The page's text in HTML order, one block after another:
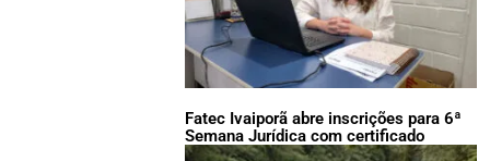
Fatec Ivaiporã abre inscrições para 6ª
Semana Jurídica com certificado